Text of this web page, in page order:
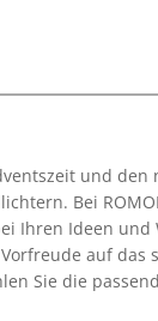
und den
Bei
Ihren Ideen und
auf das
Sie die